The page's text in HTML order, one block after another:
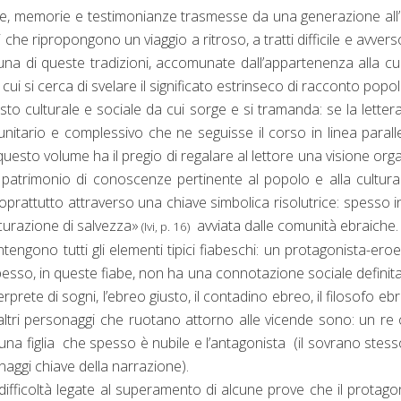
memorie e testimonianze trasmesse da una generazione
ripropongono un viaggio a ritroso, a tratti difficile e
di queste tradizioni, accomunate dall’appartenenza alla
si cerca di svelare il significato estrinseco di racconto
e sociale da cui sorge e si tramanda: se la
e complessivo che ne seguisse il corso in linea
volume ha il pregio di regalare al lettore una visione
di conoscenze pertinente al popolo e alla
attraverso una chiave simbolica risolutrice: spesso
di salvezza» (Ivi, p. 16) avviata dalle comunità
tutti gli elementi tipici fiabeschi: un protagonista-
in queste fiabe, non ha una connotazione sociale
di sogni, l’ebreo giusto, il contadino ebreo, il filosofo
personaggi che ruotano attorno alle vicende sono: un re
figlia che spesso è nubile e l’antagonista (il sovrano
chiave della narrazione).
legate al superamento di alcune prove che il